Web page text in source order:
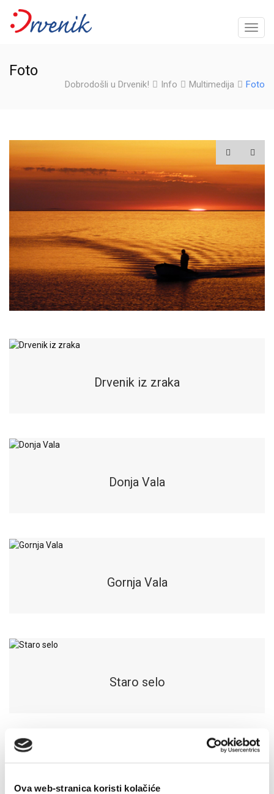
Ova web-stranica koristi kolačiće
Foto
Dobrodošli u Drvenik! Info Multimedija Foto
Drvenik iz zraka
Donja Vala
Gornja Vala
Staro selo
Detalji